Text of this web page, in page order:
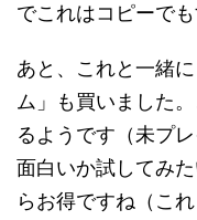
でこれはコピーで
あと、これと一緒
ム」も買いました
るようです（未プ
面白いか試してみ
らお得ですね（こ